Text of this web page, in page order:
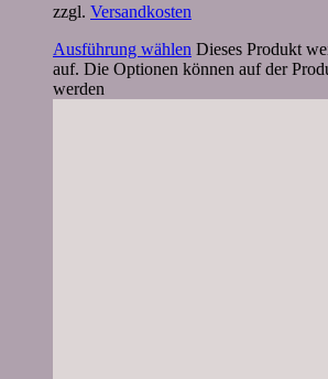
zzgl. Versandkosten
Ausführung wählen Dieses Produkt
auf. Die Optionen können auf der
werden